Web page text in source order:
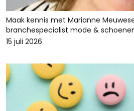
Maak kennis met Marianne
branchespecialist mode &
15 juli 2026